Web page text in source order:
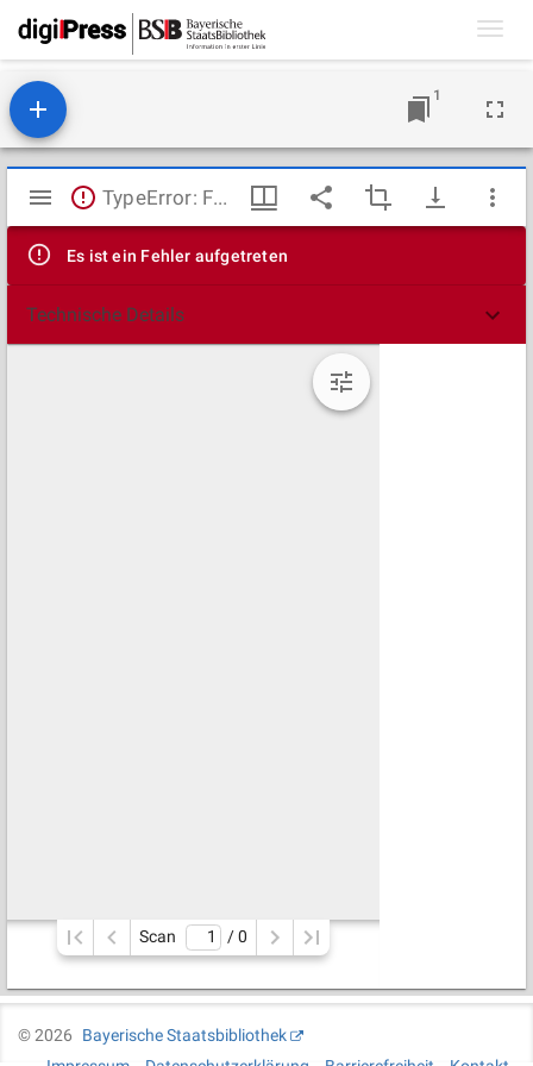
1
Mirador
Viewer
TypeError: Failed to fetch
Es ist ein Fehler aufgetreten
Technische Details
Scan / 0
©2026
Bayerische Staatsbibliothek